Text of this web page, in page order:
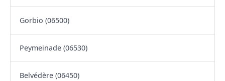
Gorbio (06500)
Peymeinade (06530)
Belvédère (06450)